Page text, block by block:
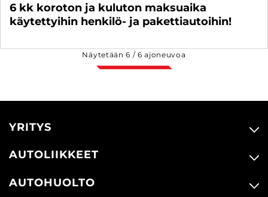
6 kk koroton ja kuluton maksuaika
käytettyihin henkilö- ja pakettiautoihin!
Näytetään6 /6 ajoneuvoa
YRITYS
AUTOLIIKKEET
AUTOHUOLTO